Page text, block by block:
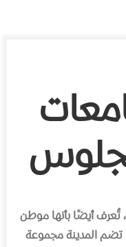
تُعرف أيضًا بأنها موطن
تضم المدينة مجموعة